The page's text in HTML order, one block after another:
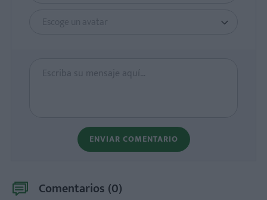
Escoge un avatar
ENVIAR COMENTARIO
Comentarios (0)